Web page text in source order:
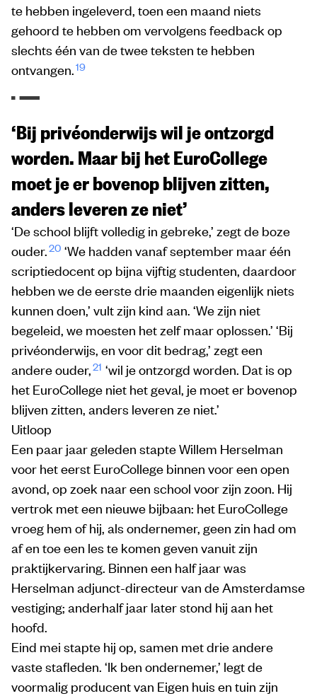
te hebben ingeleverd, toen een maand niets
gehoord te hebben om vervolgens feedback op
slechts één van de twee teksten te hebben
ontvangen.19
‘Bij privéonderwijs wil je ontzorgd
worden. Maar bij het EuroCollege
moet je er bovenop blijven zitten,
anders leveren ze niet’
‘De school blijft volledig in gebreke,’ zegt de boze
ouder.20 ‘We hadden vanaf september maar één
scriptiedocent op bijna vijftig studenten, daardoor
hebben we de eerste drie maanden eigenlijk niets
kunnen doen,’ vult zijn kind aan. ‘We zijn niet
begeleid, we moesten het zelf maar oplossen.’ ‘Bij
privéonderwijs, en voor dit bedrag,’ zegt een
andere ouder,21 ‘wil je ontzorgd worden. Dat is op
het EuroCollege niet het geval, je moet er bovenop
blijven zitten, anders leveren ze niet.’
Uitloop
Een paar jaar geleden stapte Willem Herselman
voor het eerst EuroCollege binnen voor een open
avond, op zoek naar een school voor zijn zoon. Hij
vertrok met een nieuwe bijbaan: het EuroCollege
vroeg hem of hij, als ondernemer, geen zin had om
af en toe een les te komen geven vanuit zijn
praktijkervaring. Binnen een half jaar was
Herselman adjunct-directeur van de Amsterdamse
vestiging; anderhalf jaar later stond hij aan het
hoofd.
Eind mei stapte hij op, samen met drie andere
vaste stafleden. ‘Ik ben ondernemer,’ legt de
voormalig producent van Eigen huis en tuin zijn